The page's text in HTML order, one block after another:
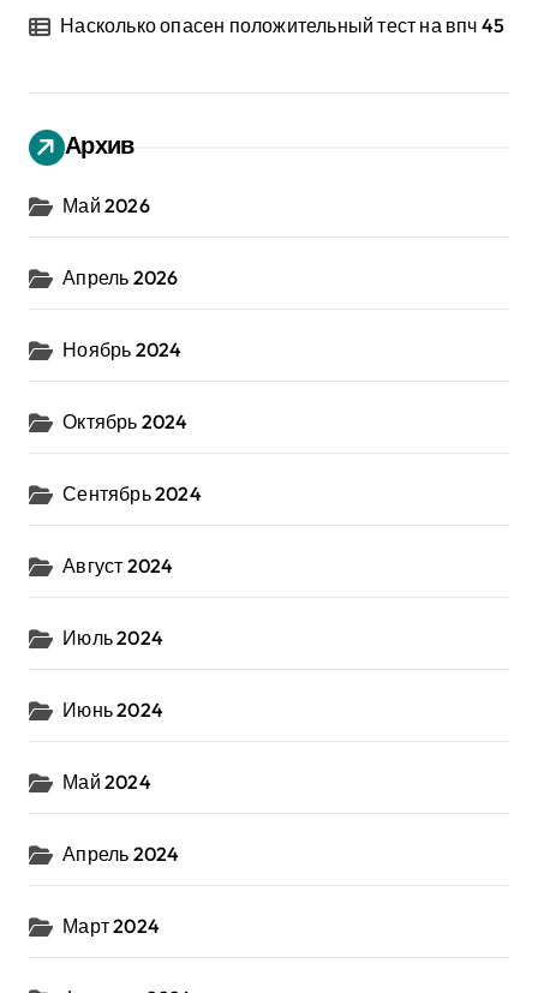
Насколько опасен положительный тест на впч 45
Архив
Май 2026
Апрель 2026
Ноябрь 2024
Октябрь 2024
Сентябрь 2024
Август 2024
Июль 2024
Июнь 2024
Май 2024
Апрель 2024
Март 2024